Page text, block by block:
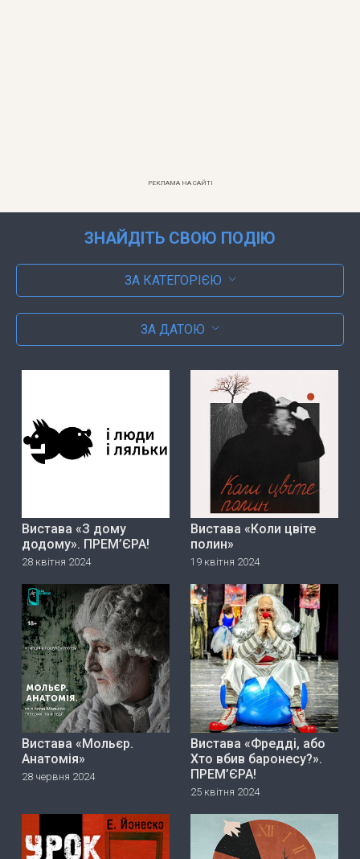
РЕКЛАМА НА САЙТІ
ЗНАЙДІТЬ СВОЮ ПОДІЮ
ЗА КАТЕГОРІЄЮ
ЗА ДАТОЮ
Вистава «З дому
додому». ПРЕМ’ЄРА!
28 квітня 2024
Вистава «Коли цвіте
полин»
19 квітня 2024
Вистава «Мольєр.
Анатомія»
28 червня 2024
Вистава «Фредді, або
Хто вбив баронесу?».
ПРЕМ’ЄРА!
25 квітня 2024